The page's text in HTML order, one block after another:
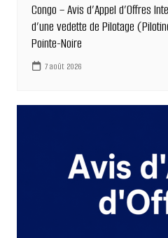
Congo – Avis d’Appel d’Offres
d’une vedette de Pilotage
Pointe-Noire
7 août 2026